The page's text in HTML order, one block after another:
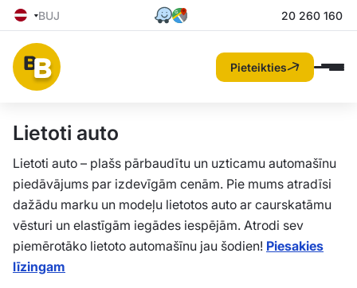
BUJ 20 260 160
Pieteikties
Lietoti auto
Lietoti auto – plašs pārbaudītu un uzticamu automašīnu
piedāvājums par izdevīgām cenām. Pie mums atradīsi
dažādu marku un modeļu lietotos auto ar caurskatāmu
vēsturi un elastīgām iegādes iespējām. Atrodi sev
piemērotāko lietoto automašīnu jau šodien! Piesakies
līzingam